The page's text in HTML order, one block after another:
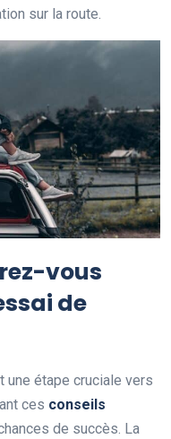
sur la route.
vous
de
une étape cruciale vers
ces conseils
de succès. La